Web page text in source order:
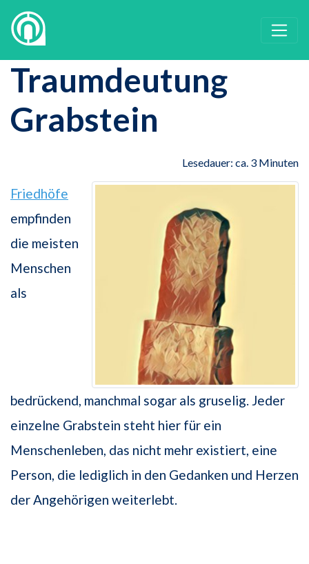
Traumdeutung
Grabstein
Lesedauer: ca. 3 Minuten
Friedhöfe
empfinden
die meisten
Menschen
als
bedrückend, manchmal sogar als gruselig. Jeder
einzelne Grabstein steht hier für ein
Menschenleben, das nicht mehr existiert, eine
Person, die lediglich in den Gedanken und Herzen
der Angehörigen weiterlebt.